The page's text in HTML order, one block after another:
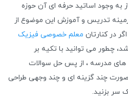
به وجود اساتید حرفه ای آن حوزه
تدریس و آموزش این موضوع از
در کنارتان معلم خصوصی فیزیک
چطور می توانید با تکیه بر
مدرسه ، از پس حل سوالات
چند گزینه ای و چند وجهی طراحی
سر بزنید.